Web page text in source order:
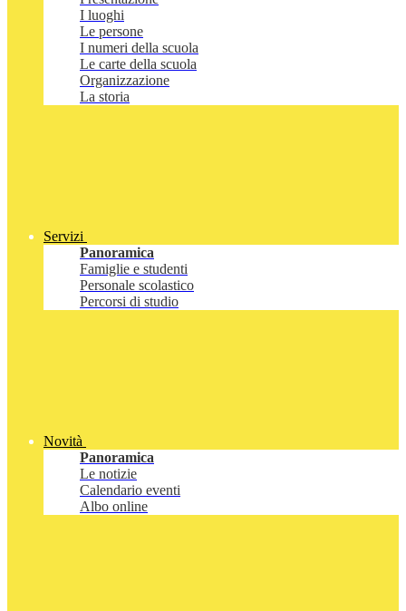
I luoghi
Le persone
I numeri della scuola
Le carte della scuola
Organizzazione
La storia
Servizi
Panoramica
Famiglie e studenti
Personale scolastico
Percorsi di studio
Novità
Panoramica
Le notizie
Calendario eventi
Albo online